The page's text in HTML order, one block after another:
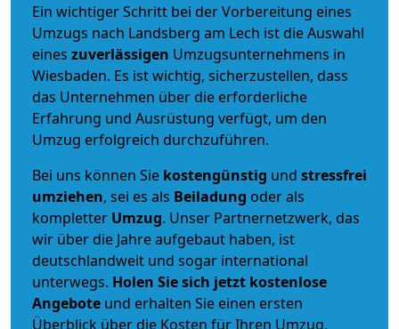
Ein wichtiger Schritt bei der Vorbereitung eines
Umzugs nach Landsberg am Lech ist die Auswahl
eines zuverlässigen Umzugsunternehmens in
Wiesbaden. Es ist wichtig, sicherzustellen, dass
das Unternehmen über die erforderliche
Erfahrung und Ausrüstung verfügt, um den
Umzug erfolgreich durchzuführen.
Bei uns können Sie kostengünstig und stressfrei
umziehen, sei es als Beiladung oder als
kompletter Umzug. Unser Partnernetzwerk, das
wir über die Jahre aufgebaut haben, ist
deutschlandweit und sogar international
unterwegs. Holen Sie sich jetzt kostenlose
Angebote und erhalten Sie einen ersten
Überblick über die Kosten für Ihren Umzug.